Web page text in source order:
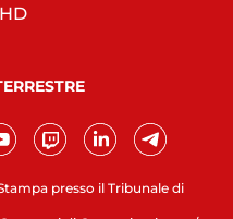
presso il Tribunale di